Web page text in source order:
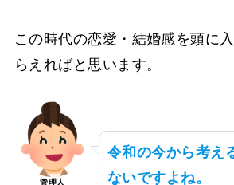
この時代の恋愛・結婚感を頭に
らえればと思います。
管理人
令和の今から考え
ないですよね。